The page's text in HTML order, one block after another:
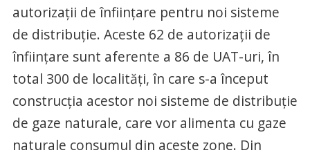
autorizaţii de înfiinţare pentru noi sisteme
de distribuţie. Aceste 62 de autorizaţii de
înfiinţare sunt aferente a 86 de UAT-uri, în
total 300 de localităţi, în care s-a început
construcţia acestor noi sisteme de distribuţie
de gaze naturale, care vor alimenta cu gaze
naturale consumul din aceste zone. Din